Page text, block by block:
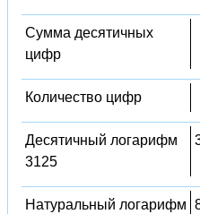
Сумма десятичных
цифр
Количество цифр
Десятичный логарифм
3125
Натуральный логарифм